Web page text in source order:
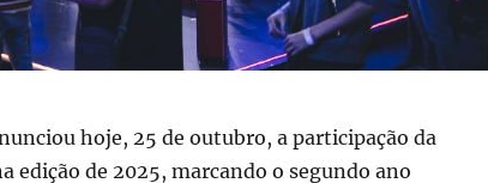
hoje, 25 de outubro, a participação da
edição de 2025, marcando o segundo ano